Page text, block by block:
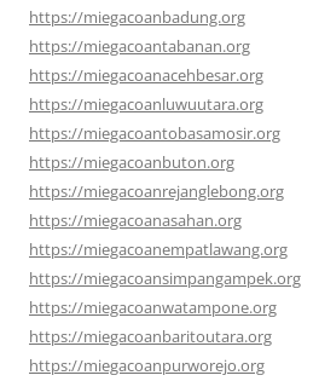
https://miegacoanbadung.org
https://miegacoantabanan.org
https://miegacoanacehbesar.org
https://miegacoanluwuutara.org
https://miegacoantobasamosir.org
https://miegacoanbuton.org
https://miegacoanrejanglebong.org
https://miegacoanasahan.org
https://miegacoanempatlawang.org
https://miegacoansimpangampek.org
https://miegacoanwatampone.org
https://miegacoanbaritoutara.org
https://miegacoanpurworejo.org